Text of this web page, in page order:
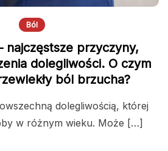
Ból
najczęstsze przyczyny,
dolegliwości. O czym
ból brzucha?
dolegliwością, której
w różnym wieku. Może […]